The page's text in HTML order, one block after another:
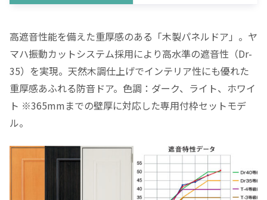
高遮音性能を備えた重厚感のある「木製パネルドア」。ヤ
マハ振動カットシステム採用により高水準の遮音性（Dr-
35）を実現。天然木調仕上げでインテリア性にも優れた
重厚感あふれる防音ドア。色調：ダーク、ライト、ホワイ
ト ※365mmまでの壁厚に対応した専用付枠セットモデ
ル。